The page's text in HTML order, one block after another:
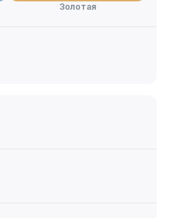
Золотая